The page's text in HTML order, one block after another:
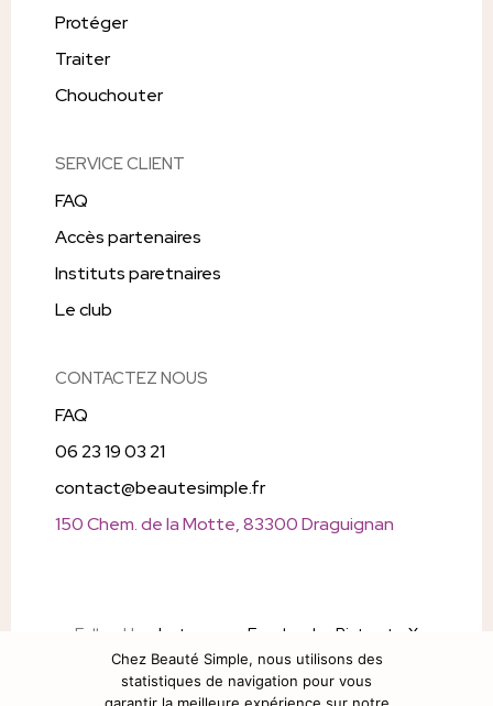
Protéger
Traiter
Chouchouter
SERVICE CLIENT
FAQ
Accès partenaires
Instituts paretnaires
Le club
CONTACTEZ NOUS
FAQ
06 23 19 03 21
contact@beautesimple.fr
150 Chem. de la Motte, 83300 Draguignan
Follow Us Instagram Facebook Pintrest X
Snapchat
Chez Beauté Simple, nous utilisons des
statistiques de navigation pour vous